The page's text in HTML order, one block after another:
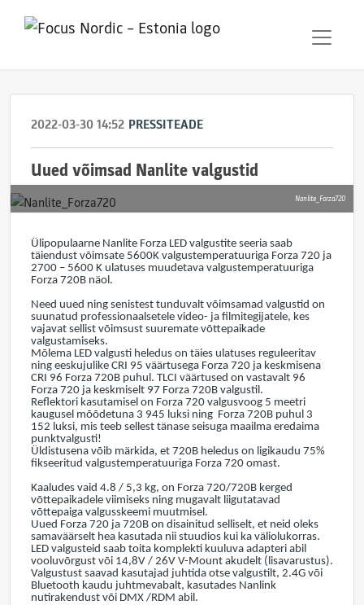
2022-03-30 14:52 PRESSITEADE
Uued võimsad Nanlite valgustid
Nanlite_Forza720
Ülipopulaarne Nanlite Forza LED valgustite seeria saab
täiendust võimsate 5600K valgustemperatuuriga Forza 720 ja
2700 – 5600 K ulatuses muudetava valgustemperatuuriga
Forza 720B näol.
Need uued ning senistest tunduvalt võimsamad valgustid on
suunatud professionaalsetele video- ja filmitegijatele, kes
vajavat sellist võimsust suuremate võttepaikade
valgustamiseks.
Mõlema LED valgusti heledus on täies ulatuses reguleeritav
ning eeskujulike CRI 95 väärtusega Forza 720 ja keskmisena
CRI 96 Forza 720B puhul. TLCI väärtused on vastavalt 96
Forza 720 ja keskmiselt 97 Forza 720B valgustil.
Reflektori kasutamisel on Forza 720 valgusvoog 5 meetri
kaugusel mõõdetuna 3 945 luksi ning Forza 720B puhul 3
152 luksi, mis teeb sellest tänase seisuga maailma eredaima
punktvalgusti!
Üldistusena võib märkida, et 720B heledus on ligikaudu 75%
fikseeritud valgustemperatuuriga Forza 720 omast.
Kaaludes vaid 4.8 / 5,3 kg, on Forza 720/720B kerged
võttepaikadele viimiseks ning mugavalt liigutatavad
võttepaiga valgusskeemi muutmisel.
Uued Forza 720 ja 720B on disainitud selliselt, et neid oleks
samaväärselt hea kasutada nii stuudios kui ka väliolukorras.
LED valgusteid saab toita komplekti kuuluva adapteri abil
vooluvõrgust või 14,8V / 26V V-Mount akudelt (lisavarustus).
Valgustust saavad kasutajad juhtida otse valgustilt, 2.4G või
Bluetooth kaudu juhtmevabalt, kasutades Nanlink
nutirakendust või DMX /RDM abil.